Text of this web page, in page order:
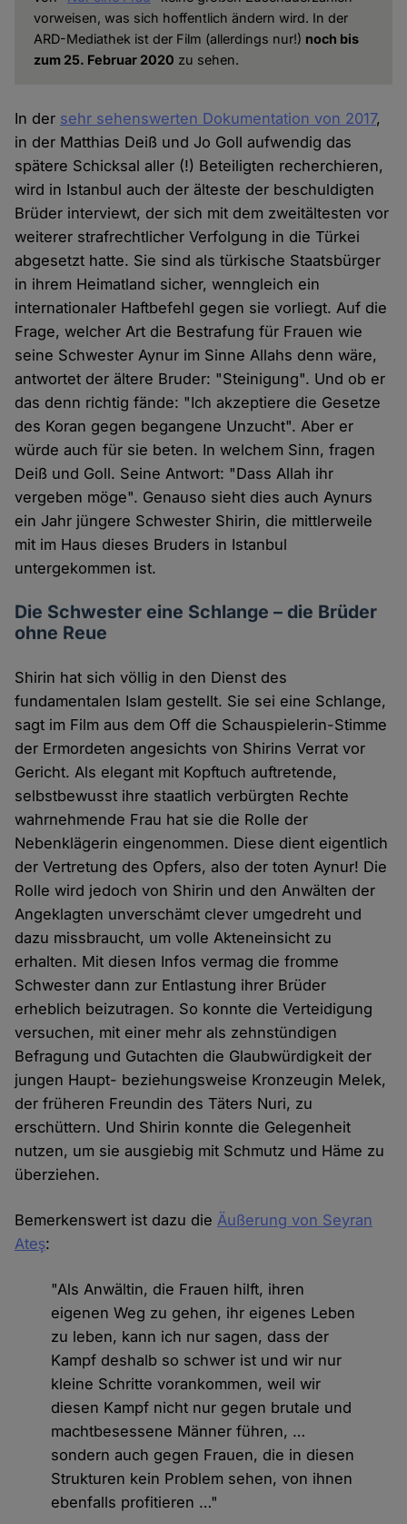
vorweisen, was sich hoffentlich ändern wird. In der
ARD-Mediathek ist der Film (allerdings nur!) noch bis
zum 25. Februar 2020 zu sehen.
In der sehr sehenswerten Dokumentation von 2017,
in der Matthias Deiß und Jo Goll aufwendig das
spätere Schicksal aller (!) Beteiligten recherchieren,
wird in Istanbul auch der älteste der beschuldigten
Brüder interviewt, der sich mit dem zweitältesten vor
weiterer strafrechtlicher Verfolgung in die Türkei
abgesetzt hatte. Sie sind als türkische Staatsbürger
in ihrem Heimatland sicher, wenngleich ein
internationaler Haftbefehl gegen sie vorliegt. Auf die
Frage, welcher Art die Bestrafung für Frauen wie
seine Schwester Aynur im Sinne Allahs denn wäre,
antwortet der ältere Bruder: "Steinigung". Und ob er
das denn richtig fände: "Ich akzeptiere die Gesetze
des Koran gegen begangene Unzucht". Aber er
würde auch für sie beten. In welchem Sinn, fragen
Deiß und Goll. Seine Antwort: "Dass Allah ihr
vergeben möge". Genauso sieht dies auch Aynurs
ein Jahr jüngere Schwester Shirin, die mittlerweile
mit im Haus dieses Bruders in Istanbul
untergekommen ist.
Die Schwester eine Schlange – die Brüder
ohne Reue
Shirin hat sich völlig in den Dienst des
fundamentalen Islam gestellt. Sie sei eine Schlange,
sagt im Film aus dem Off die Schauspielerin-Stimme
der Ermordeten angesichts von Shirins Verrat vor
Gericht. Als elegant mit Kopftuch auftretende,
selbstbewusst ihre staatlich verbürgten Rechte
wahrnehmende Frau hat sie die Rolle der
Nebenklägerin eingenommen. Diese dient eigentlich
der Vertretung des Opfers, also der toten Aynur! Die
Rolle wird jedoch von Shirin und den Anwälten der
Angeklagten unverschämt clever umgedreht und
dazu missbraucht, um volle Akteneinsicht zu
erhalten. Mit diesen Infos vermag die fromme
Schwester dann zur Entlastung ihrer Brüder
erheblich beizutragen. So konnte die Verteidigung
versuchen, mit einer mehr als zehnstündigen
Befragung und Gutachten die Glaubwürdigkeit der
jungen Haupt- beziehungsweise Kronzeugin Melek,
der früheren Freundin des Täters Nuri, zu
erschüttern. Und Shirin konnte die Gelegenheit
nutzen, um sie ausgiebig mit Schmutz und Häme zu
überziehen.
Bemerkenswert ist dazu dieÄußerung von Seyran
Ateş:
"Als Anwältin, die Frauen hilft, ihren
eigenen Weg zu gehen, ihr eigenes Leben
zu leben, kann ich nur sagen, dass der
Kampf deshalb so schwer ist und wir nur
kleine Schritte vorankommen, weil wir
diesen Kampf nicht nur gegen brutale und
machtbesessene Männer führen, …
sondern auch gegen Frauen, die in diesen
Strukturen kein Problem sehen, von ihnen
ebenfalls profitieren …"